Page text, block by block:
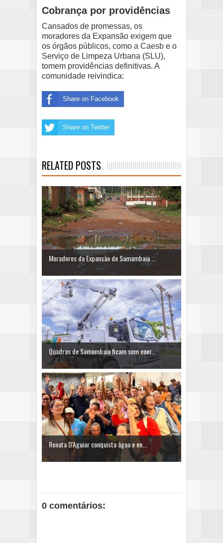
Cobrança por providências
Cansados de promessas, os
moradores da Expansão exigem que
os órgãos públicos, como a Caesb e o
Serviço de Limpeza Urbana (SLU),
tomem providências definitivas. A
comunidade reivindica:
Share on Facebook
Share on Twitter
RELATED POSTS
Moradores da Expansão de Samambaia ...
Quadras de Samambaia ficam sem ener...
Renata D'Aguiar conquista água e en...
0 comentários: